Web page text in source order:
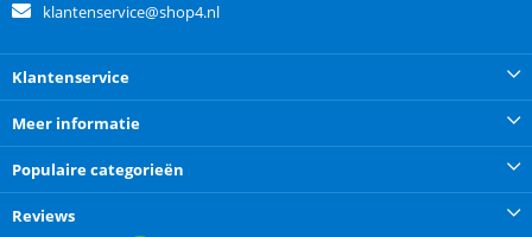
klantenservice@shop4.nl
Klantenservice
Meer informatie
Populaire categorieën
Reviews